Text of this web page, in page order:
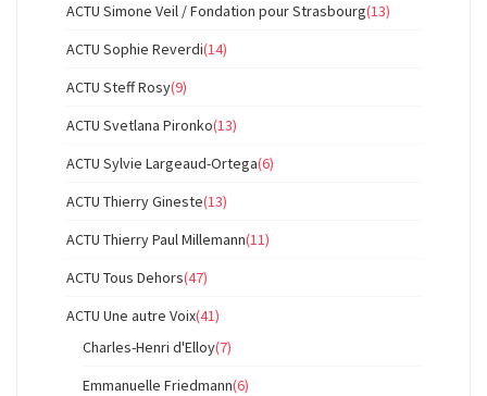
ACTU Simone Veil / Fondation pour Strasbourg(13)
ACTU Sophie Reverdi(14)
ACTU Steff Rosy(9)
ACTU Svetlana Pironko(13)
ACTU Sylvie Largeaud-Ortega(6)
ACTU Thierry Gineste(13)
ACTU Thierry Paul Millemann(11)
ACTU Tous Dehors(47)
ACTU Une autre Voix(41)
Charles-Henri d'Elloy(7)
Emmanuelle Friedmann(6)